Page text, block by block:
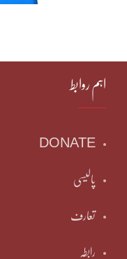
اہم روابط
DONATE
پالیسی
تعارف
رابطہ